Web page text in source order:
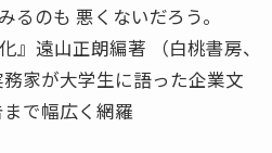
るのも 悪くないだろう。
』遠山正朗編著 （白桃書房、
家が大学生に語った企業文
で幅広く網羅